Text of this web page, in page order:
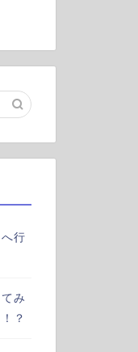
行
み
？